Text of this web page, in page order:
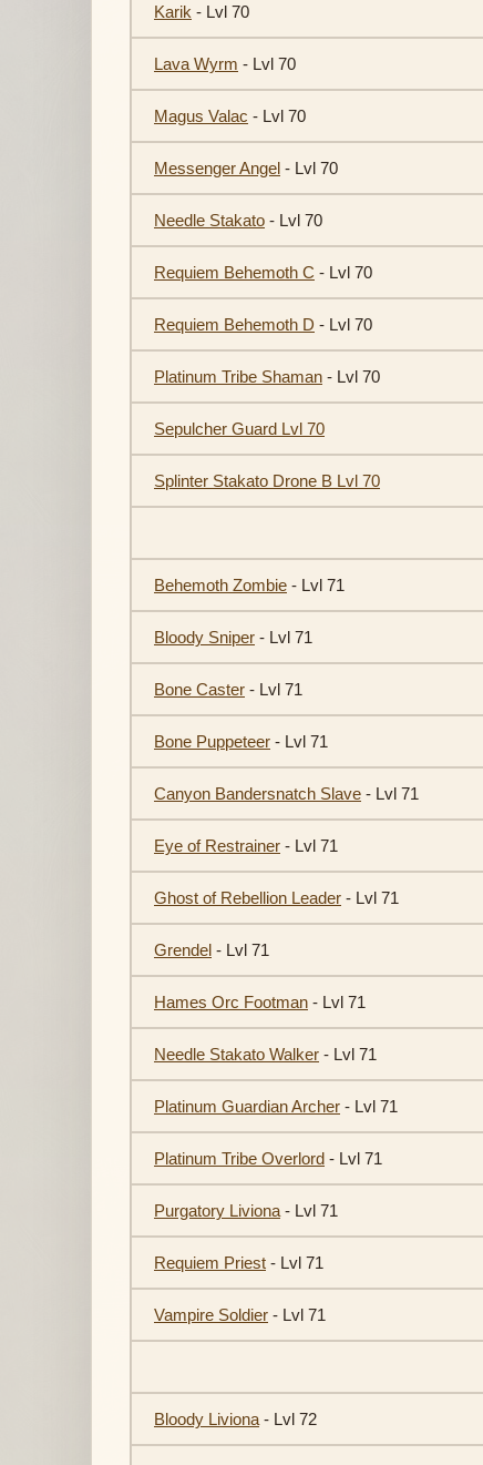
Karik - Lvl 70
Lava Wyrm - Lvl 70
Magus Valac - Lvl 70
Messenger Angel - Lvl 70
Needle Stakato - Lvl 70
Requiem Behemoth C - Lvl 70
Requiem Behemoth D - Lvl 70
Platinum Tribe Shaman - Lvl 70
Sepulcher Guard Lvl 70
Splinter Stakato Drone B Lvl 70
Behemoth Zombie - Lvl 71
Bloody Sniper - Lvl 71
Bone Caster - Lvl 71
Bone Puppeteer - Lvl 71
Canyon Bandersnatch Slave - Lvl 71
Eye of Restrainer - Lvl 71
Ghost of Rebellion Leader - Lvl 71
Grendel - Lvl 71
Hames Orc Footman - Lvl 71
Needle Stakato Walker - Lvl 71
Platinum Guardian Archer - Lvl 71
Platinum Tribe Overlord - Lvl 71
Purgatory Liviona - Lvl 71
Requiem Priest - Lvl 71
Vampire Soldier - Lvl 71
Bloody Liviona - Lvl 72